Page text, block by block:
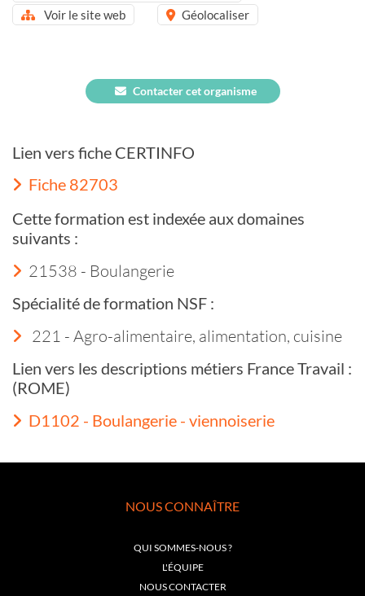
Voir le site web
Géolocaliser
Contacter cet organisme
Lien vers fiche CERTINFO
Fiche 82703
Cette formation est indexée aux domaines
suivants :
21538 - Boulangerie
Spécialité de formation NSF :
221 - Agro-alimentaire, alimentation, cuisine
Lien vers les descriptions métiers France Travail :
(ROME)
D1102 - Boulangerie - viennoiserie
NOUS CONNAÎTRE
QUI SOMMES-NOUS ?
L'ÉQUIPE
NOUS CONTACTER